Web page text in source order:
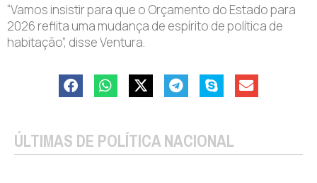
“Vamos insistir para que o Orçamento do Estado para
2026 reflita uma mudança de espírito de política de
habitação”, disse Ventura.
ÚLTIMAS DE POLÍTICA NACIONAL